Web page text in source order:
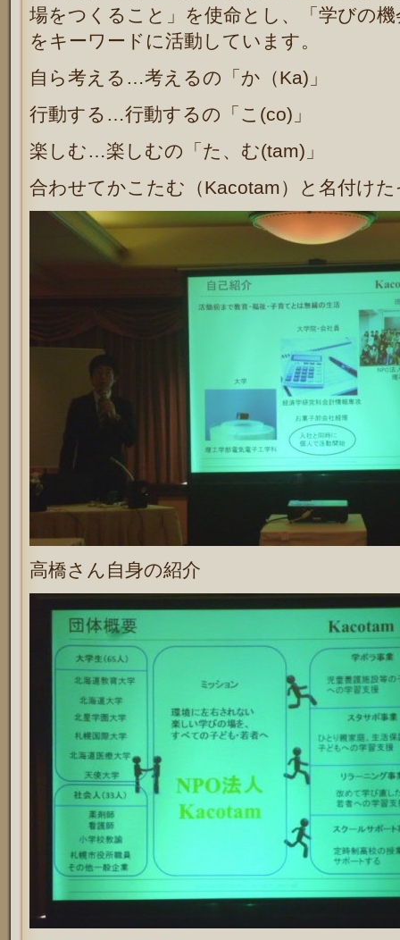
場をつくること」を使命とし、「学びの
をキーワードに活動しています。
自ら考える…考えるの「か（Ka)」
行動する…行動するの「こ(co)」
楽しむ…楽しむの「た、む(tam)」
合わせてかこたむ（Kacotam）と名付け
高橋さん自身の紹介